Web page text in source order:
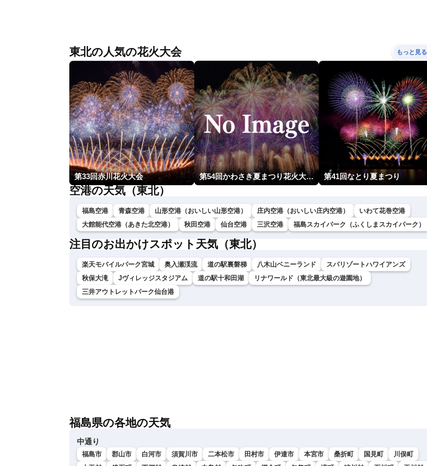
東北の人気の花火大会 もっと見る
第33回赤川花火大会 第54回かわさき夏まつり花火大会「おらが自慢のでっかい花火」 第41回なとり夏まつり
空港の天気（東北）
福島空港 青森空港 山形空港（おいしい山形空港） 庄内空港（おいしい庄内空港）
いわて花巻空港
大館能代空港（あきた北空港）
秋田空港 仙台空港 三沢空港 福島スカイパーク（ふくしまスカイパーク）
注目のお出かけスポット天気（東北）
楽天モバイルパーク宮城 奥入瀬渓流 道の駅裏磐梯 八木山ベニーランド
スパリゾートハワイアンズ
秋保大滝
Jヴィレッジスタジアム 道の駅十和田湖
リナワールド（東北最大級の遊園地）
三井アウトレットパーク仙台港
福島県の各地の天気
中通り
福島市 郡山市 白河市 須賀川市 二本松市 田村市 伊達市 本宮市 桑折町 国見町
川俣町